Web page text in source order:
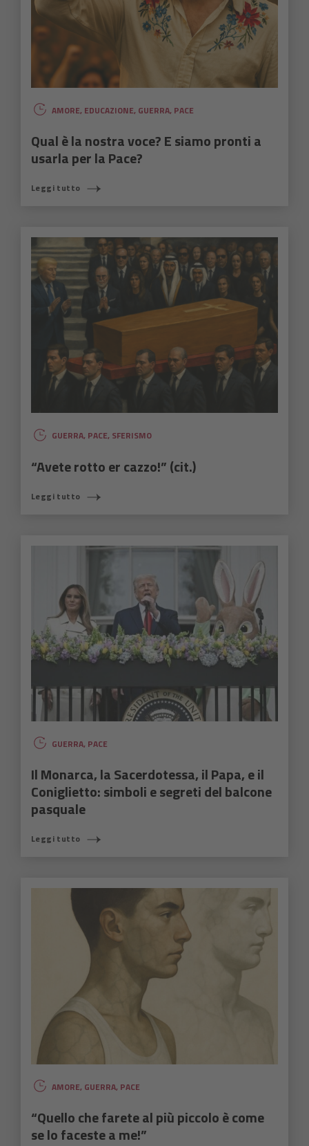
AMORE, EDUCAZIONE, GUERRA, PACE
Qual è la nostra voce? E siamo pronti a
usarla per la Pace?
Leggi tutto
GUERRA, PACE, SFERISMO
“Avete rotto er cazzo!” (cit.)
Leggi tutto
GUERRA, PACE
Il Monarca, la Sacerdotessa, il Papa, e il
Coniglietto: simboli e segreti del balcone
pasquale
Leggi tutto
AMORE, GUERRA, PACE
“Quello che farete al più piccolo è come
se lo faceste a me!”